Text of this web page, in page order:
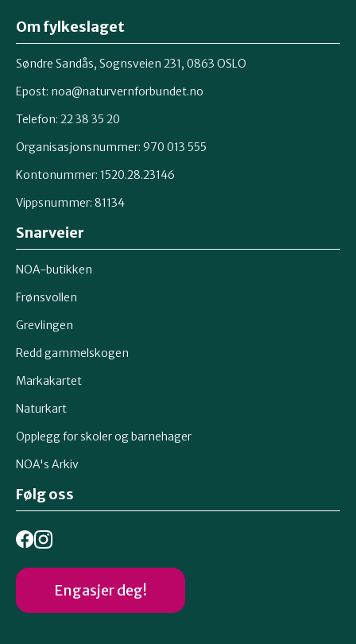
Om fylkeslaget
Søndre Sandås, Sognsveien 231, 0863 OSLO
Epost: noa@naturvernforbundet.no
Telefon: 22 38 35 20
Organisasjonsnummer: 970 013 555
Kontonummer: 1520.28.23146
Vippsnummer: 81134
Snarveier
NOA-butikken
Frønsvollen
Grevlingen
Redd gammelskogen
Markakartet
Naturkart
Opplegg for skoler og barnehager
NOA's Arkiv
Følg oss
Engasjer deg!